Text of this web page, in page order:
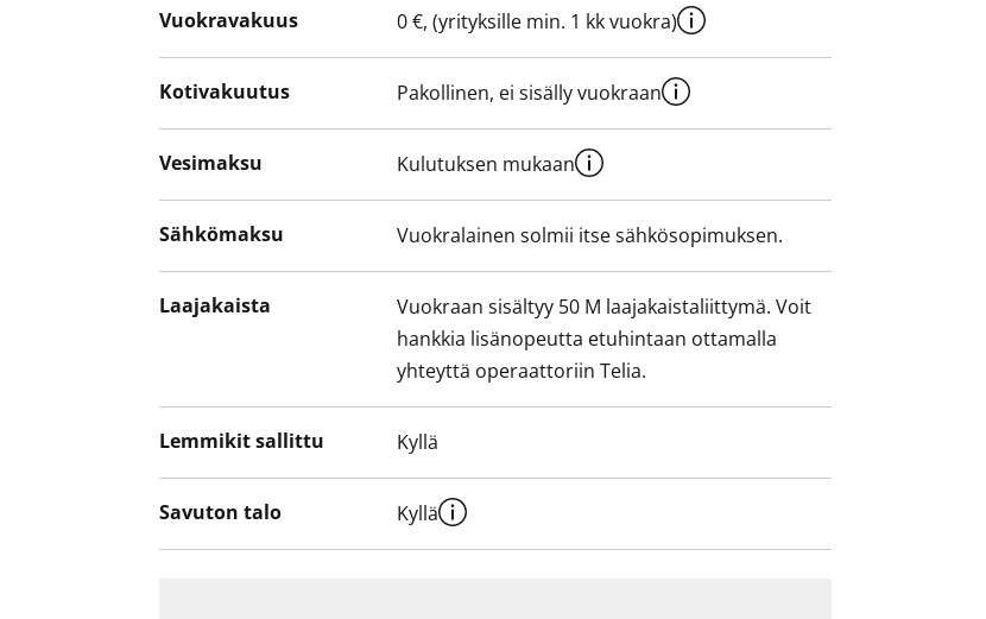
Vuokravakuus 0 €, (yrityksille min. 1 kk vuokra)
Kotivakuutus Pakollinen, ei sisälly vuokraan
Vesimaksu Kulutuksen mukaan
Sähkömaksu Vuokralainen solmii itse sähkösopimuksen.
Laajakaista
Vuokraan sisältyy 50 M laajakaistaliittymä. Voit
hankkia lisänopeutta etuhintaan ottamalla
yhteyttä operaattoriin Telia.
Lemmikit sallittu Kyllä
Savuton talo Kyllä